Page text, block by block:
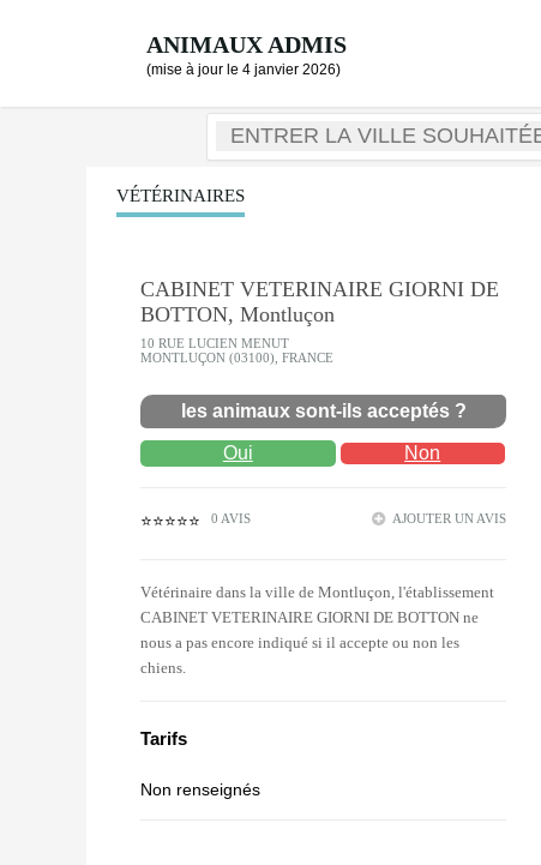
ANIMAUX ADMIS
(mise à jour le 4 janvier 2026)
VÉTÉRINAIRES
CABINET VETERINAIRE GIORNI DE
BOTTON, Montluçon
10 RUE LUCIEN MENUT
MONTLUÇON (03100), FRANCE
les animaux sont-ils acceptés ?
Oui Non
⭐⭐⭐⭐⭐ 0 AVIS AJOUTER UN AVIS
Vétérinaire dans la ville de Montluçon, l'établissement
CABINET VETERINAIRE GIORNI DE BOTTON ne
nous a pas encore indiqué si il accepte ou non les
chiens.
Tarifs
Non renseignés